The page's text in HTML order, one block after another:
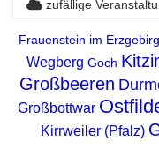
zufällige
Frauenstein im
Wegberg Goch
Großbeeren
Großbottwar
Kirrweiler (Pfalz)